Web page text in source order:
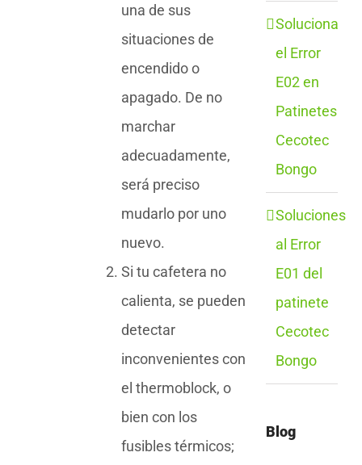
una de sus
situaciones de
encendido o
apagado. De no
marchar
adecuadamente,
será preciso
mudarlo por uno
nuevo.
Si tu cafetera no
calienta, se pueden
detectar
inconvenientes con
el thermoblock, o
bien con los
fusibles térmicos;
Soluciona
el Error
E02 en
Patinetes
Cecotec
Bongo
Soluciones
al Error
E01 del
patinete
Cecotec
Bongo
Blog